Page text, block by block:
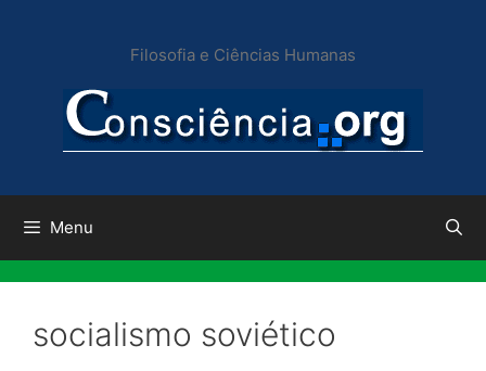
conteúdo
Filosofia e Ciências Humanas
Menu
socialismo soviético